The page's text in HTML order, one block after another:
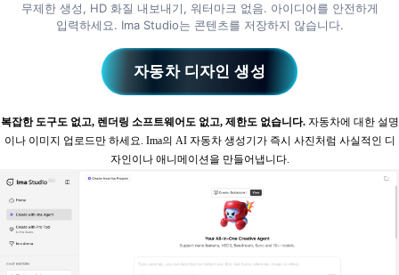
무제한 생성, HD 화질 내보내기, 워터마크 없음. 아이디어를 안전하게
입력하세요. Ima Studio는 콘텐츠를 저장하지 않습니다.
자동차 디자인 생성
복잡한 도구도 없고, 렌더링 소프트웨어도 없고, 제한도 없습니다.자동차에 대한 설명
이나 이미지 업로드만 하세요. Ima의 AI 자동차 생성기가 즉시 사진처럼 사실적인 디
자인이나 애니메이션을 만들어냅니다.